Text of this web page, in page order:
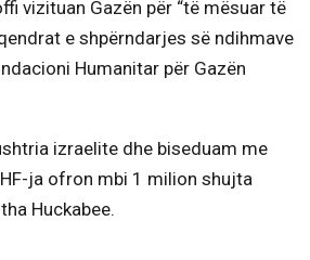
vizituan Gazën për “të mësuar të
e shpërndarjes së ndihmave
Humanitar për Gazën
izraelite dhe biseduam me
ja ofron mbi 1 milion shujta
Huckabee.